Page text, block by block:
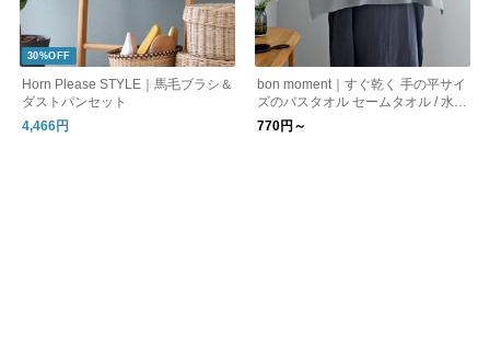
30%OFF
Horn Please STYLE｜馬毛ブラシ＆
ダストパンセット
4,466円
bon moment｜すぐ乾く 手の平サイ
ズのバスタオル セームタオル / 水泳
ジム ヨガ スポーツタオル バスタオ
ル 速乾 薄手 吸水 プール 海
770円～